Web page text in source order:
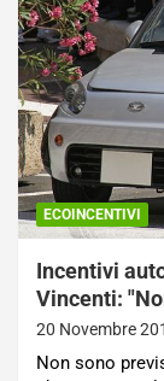
ECOINCENTIVI
Incentivi
Vincenti:
20 Novembre
Non sono